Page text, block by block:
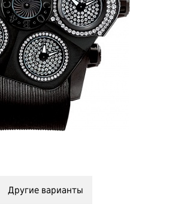
Другие варианты